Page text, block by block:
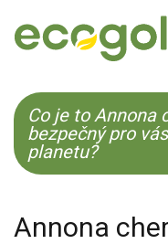
Co je to Annona
bezpečný pro
planetu?
Annona